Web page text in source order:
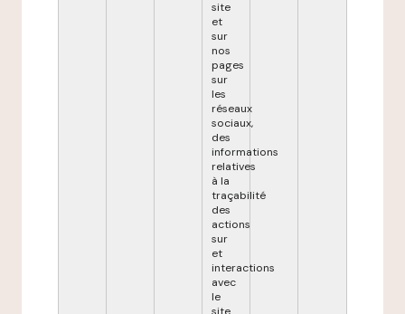
site
et
sur
nos
pages
sur
les
réseaux
sociaux,
des
informations
relatives
à la
traçabilité
des
actions
sur
et
interactions
avec
le